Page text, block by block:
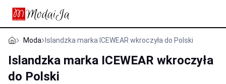
Moda Islandzka marka ICEWEAR wkroczyła do Polski
Islandzka marka ICEWEAR wkroczyła
do Polski